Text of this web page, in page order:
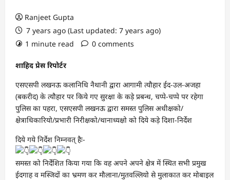
Ranjeet Gupta
7 years ago (Last updated: 7 years ago)
1 minute read
0 comments
शाहिद प्रेस रिपोर्टर
एसएसपी लखनऊ कलानिधि नैथानी द्वारा आगामी त्यौहार ईद-उल-अजहा
(बकरीद) के त्यौहार पर किये गए सुरक्षा के कड़े प्रबन्ध, चप्पे-चप्पे पर रहेगा
पुलिस का पहरा, एसएसपी लखनऊ द्वारा समस्त पुलिस अधीक्षको/
क्षेत्राधिकारियो/प्रभारी निरीक्षको/थानाध्यक्षो को दिये कड़े दिशा-निर्देश
दिये गये निर्देश निम्नवत् हैः-
समस्त को निर्देशित किया गया कि वह अपने अपने क्षेत्र में स्थित सभी प्रमुख
ईदगाह व मस्जिदों का भ्रमण कर मौलाना/मुतवल्लियो से मुलाकात कर मोबाइल